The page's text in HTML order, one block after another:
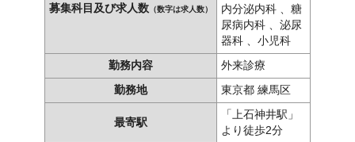
募集科目及び求人数 （数字は求人数）
内分泌内科 、糖
尿病内科 、泌尿
器科 、小児科
勤務内容 外来診療
勤務地 東京都 練馬区
最寄駅
「上石神井駅」
より徒歩2分